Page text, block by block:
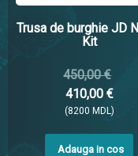
Proceduri
Trusa de burghie JD
Kit
450,00 €
410,00 €
(8200 MDL)
Adauga in cos